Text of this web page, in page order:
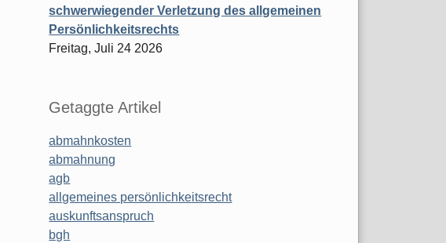
schwerwiegender Verletzung des allgemeinen
Persönlichkeitsrechts
Freitag, Juli 24 2026
Getaggte Artikel
abmahnkosten
abmahnung
agb
allgemeines persönlichkeitsrecht
auskunftsanspruch
bgh